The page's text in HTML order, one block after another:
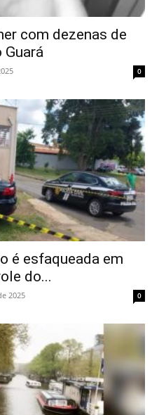
com dezenas de
Guará
0
é esfaqueada em
do...
2025 0